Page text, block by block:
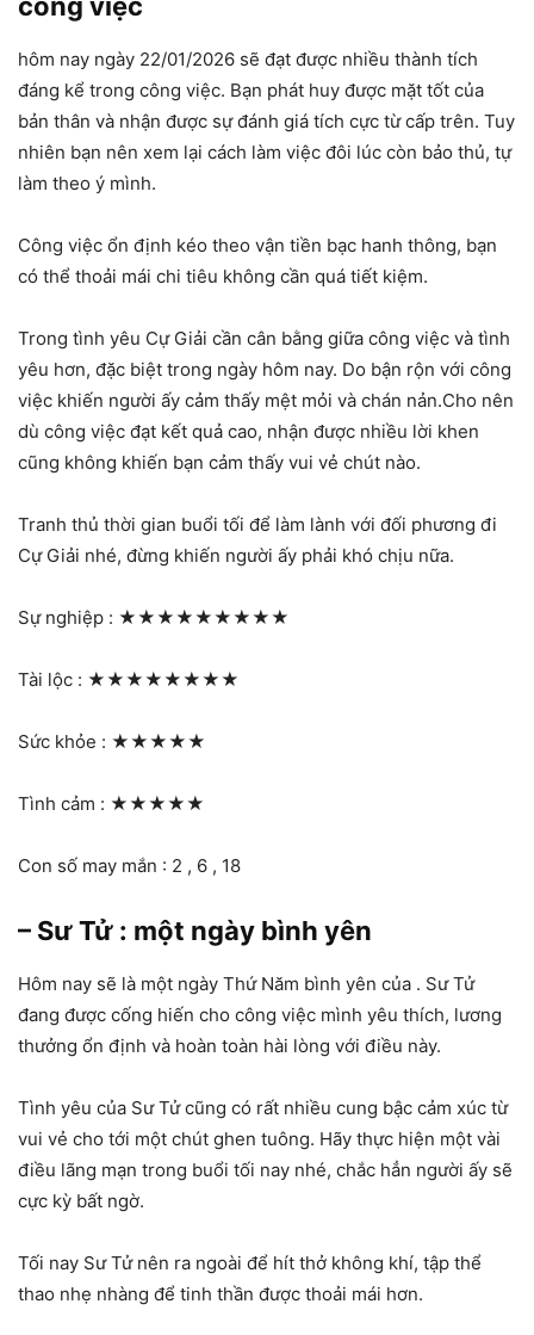
hôm nay ngày 22/01/2026 sẽ đạt được nhiều thành tích
đáng kể trong công việc. Bạn phát huy được mặt tốt của
bản thân và nhận được sự đánh giá tích cực từ cấp trên. Tuy
nhiên bạn nên xem lại cách làm việc đôi lúc còn bảo thủ, tự
làm theo ý mình.
Công việc ổn định kéo theo vận tiền bạc hanh thông, bạn
có thể thoải mái chi tiêu không cần quá tiết kiệm.
Trong tình yêu Cự Giải cần cân bằng giữa công việc và tình
yêu hơn, đặc biệt trong ngày hôm nay. Do bận rộn với công
việc khiến người ấy cảm thấy mệt mỏi và chán nản.Cho nên
dù công việc đạt kết quả cao, nhận được nhiều lời khen
cũng không khiến bạn cảm thấy vui vẻ chút nào.
Tranh thủ thời gian buổi tối để làm lành với đối phương đi
Cự Giải nhé, đừng khiến người ấy phải khó chịu nữa.
Sự nghiệp : ★★★★★★★★★
Tài lộc : ★★★★★★★★
Sức khỏe : ★★★★★
Tình cảm : ★★★★★
Con số may mắn : 2 , 6 , 18
– Sư Tử : một ngày bình yên
Hôm nay sẽ là một ngày Thứ Năm bình yên của . Sư Tử
đang được cống hiến cho công việc mình yêu thích, lương
thưởng ổn định và hoàn toàn hài lòng với điều này.
Tình yêu của Sư Tử cũng có rất nhiều cung bậc cảm xúc từ
vui vẻ cho tới một chút ghen tuông. Hãy thực hiện một vài
điều lãng mạn trong buổi tối nay nhé, chắc hẳn người ấy sẽ
cực kỳ bất ngờ.
Tối nay Sư Tử nên ra ngoài để hít thở không khí, tập thể
thao nhẹ nhàng để tinh thần được thoải mái hơn.